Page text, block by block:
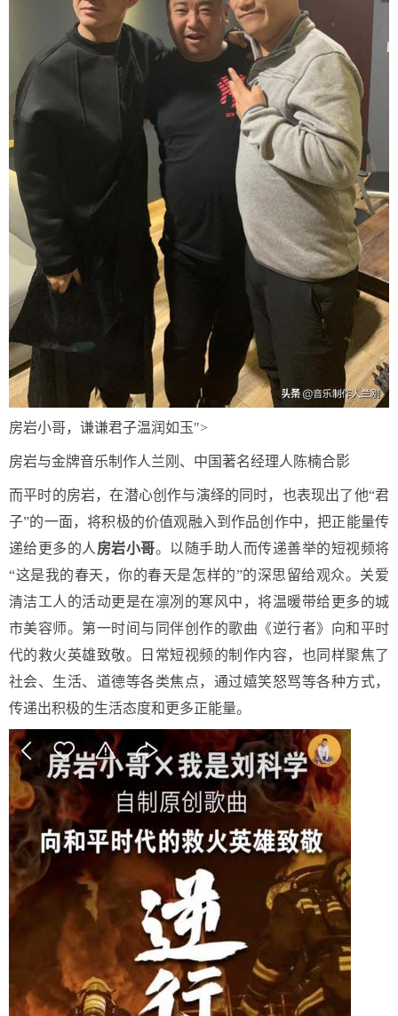
房岩小哥，谦谦君子温润如玉">
房岩与金牌音乐制作人兰刚、中国著名经理人陈楠合影
而平时的房岩，在潜心创作与演绎的同时，也表现出了他“君
子”的一面，将积极的价值观融入到作品创作中，把正能量传
递给更多的人 房岩小哥。以随手助人而传递善举的短视频将
“这是我的春天，你的春天是怎样的”的深思留给观众。关爱
清洁工人的活动更是在凛冽的寒风中，将温暖带给更多的城
市美容师。第一时间与同伴创作的歌曲《逆行者》向和平时
代的救火英雄致敬。日常短视频的制作内容，也同样聚焦了
社会、生活、道德等各类焦点，通过嬉笑怒骂等各种方式，
传递出积极的生活态度和更多正能量。